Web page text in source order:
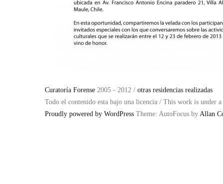
Curatoría Forense 2005 - 2012 / otras residencias realizadas
Todo el contenido esta bajo una licencia / This work is under a
Proudly powered by WordPress Theme: AutoFocus by Allan